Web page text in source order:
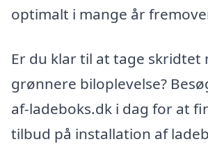
optimalt i mange år
Er du klar til at tage skridtet
grønnere biloplevelse?
af-ladeboks.dk i dag for at
tilbud på installation af